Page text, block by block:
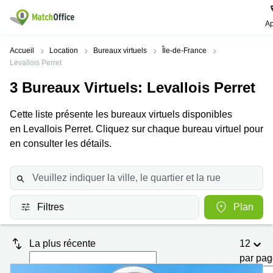
Rechercher / publier
Pages
de
Bureau
Centre
Coworking
Salles
de
réunion
Bureau
virtuel
Villes
Populaires
Paris
Bordeaux
Nantes
Toulouse
Nice
Recherches
populaires
Centres
d'affaires
Lille
Coworking
Paris
Lyon
Coworking
Aide
Qui sommes-nous?
Publier un local
Prix
Connexion
Accueil Location Bureaux virtuels
Île-de-France
Levallois Perret
3 Bureaux Virtuels: Levallois Perret
Cette liste présente les bureaux virtuels disponibles
en Levallois Perret. Cliquez sur chaque bureau virtuel pour
en consulter les détails.
Filtres Plan
La plus récente
12
par